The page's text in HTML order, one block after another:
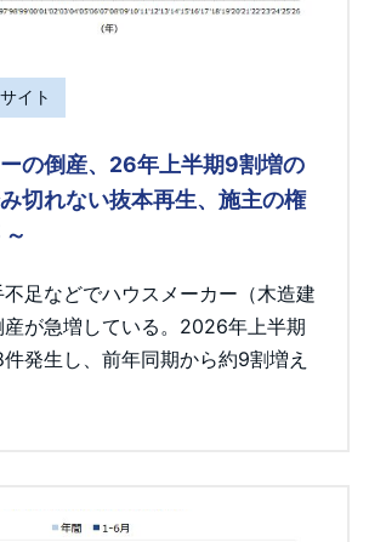
イト
の倒産、26年上半期9割増の
れない抜本再生、施主の権
足などでハウスメーカー（木造建
が急増している。2026年上半期
件発生し、前年同期から約9割増え